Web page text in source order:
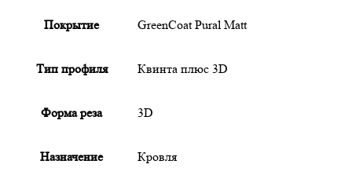
Покрытие GreenCoat Pural Matt
Тип профиля Квинта плюс 3D
Форма реза 3D
Назначение Кровля